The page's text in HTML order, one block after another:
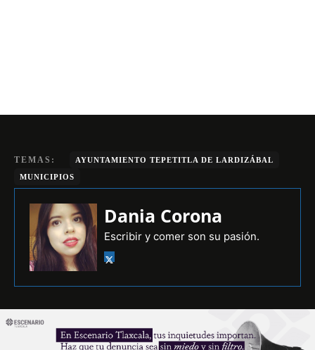
TEMAS:
AYUNTAMIENTO TEPETITLA DE LARDIZÁBAL
MUNICIPIOS
Dania Corona
Escribir y comer son su pasión.